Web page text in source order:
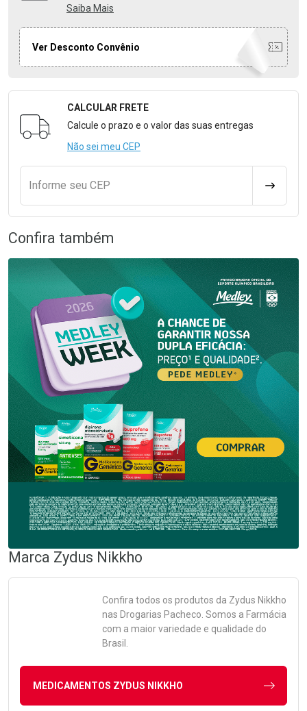
Saiba Mais
Ver Desconto Convênio
Formulário para Calcular o Frete
CALCULAR FRETE
Calcule o prazo e o valor das suas entregas
Não sei meu CEP
Informe seu CEP
Confira também
Marca Zydus Nikkho
Confira todos os produtos da Zydus Nikkho
nas Drogarias Pacheco. Somos a Farmácia
com a maior variedade e qualidade do
Brasil.
MEDICAMENTOS ZYDUS NIKKHO